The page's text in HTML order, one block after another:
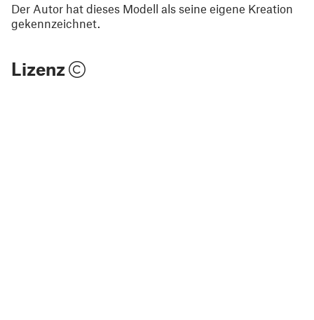
Der Autor hat dieses Modell als seine eigene Kreation
gekennzeichnet.
Lizenz